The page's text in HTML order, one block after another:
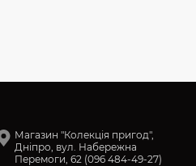
Магазин "Колекція пригод",
Дніпро, вул. Набережна
Перемоги, 62 (096 484-49-27)